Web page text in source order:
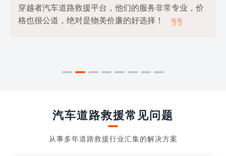
穿越者汽车道路救援平台，他们的服务非常专业，价
格也很公道，绝对是物美价廉的好选择！

汽车道路救援常见问题
从事多年道路救援行业汇集的解决方案